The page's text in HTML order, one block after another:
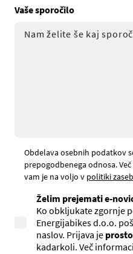
Vaše sporočilo
Obdelava osebnih podatkov
prepogodbenega odnosa.
vam je na voljo v politiki
Želim prejemati e-
Ko obkljukate zgornje
Energijabikes d.o.o.
naslov. Prijava je
kadarkoli. Več